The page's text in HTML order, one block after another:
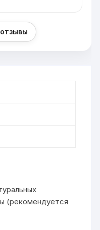
(рекомендуется